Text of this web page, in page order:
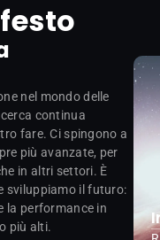
nel mondo delle
continua
fare. Ci spingono a
più avanzate, per
in altri settori. È
sviluppiamo il futuro:
la performance in
più alti.